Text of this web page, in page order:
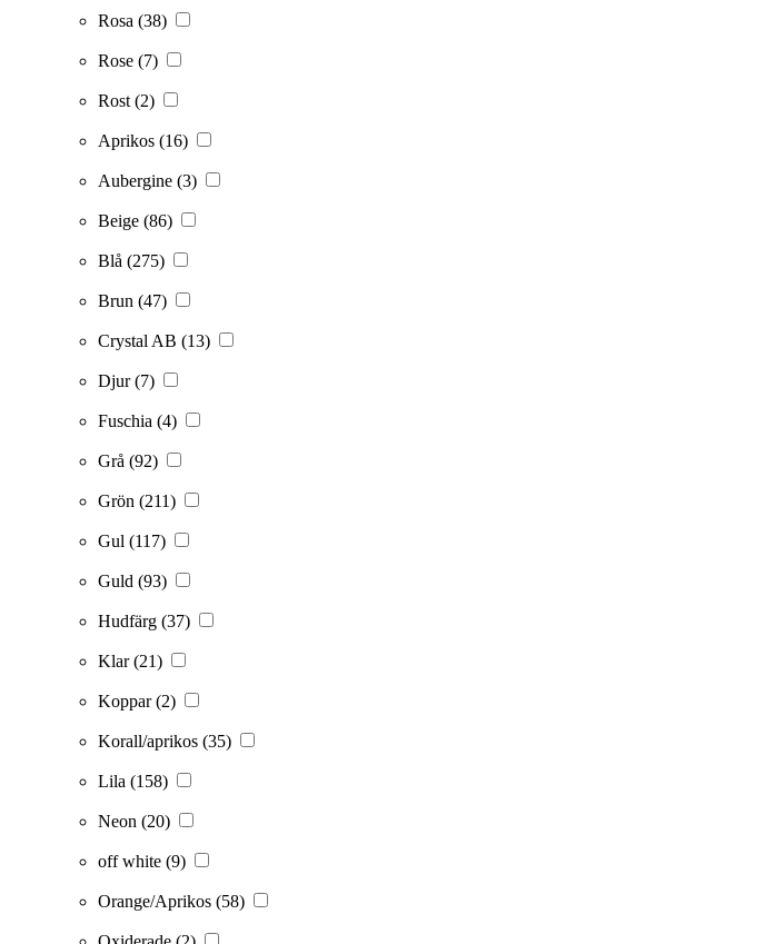
Rosa (38)
Rose (7)
Rost (2)
Aprikos (16)
Aubergine (3)
Beige (86)
Blå (275)
Brun (47)
Crystal AB (13)
Djur(7)
Fuschia (4)
Grå (92)
Grön (211)
Gul (117)
Guld (93)
Hudfärg (37)
Klar(21)
Koppar(2)
Korall/aprikos (35)
Lila (158)
Neon (20)
off white (9)
Orange/Aprikos (58)